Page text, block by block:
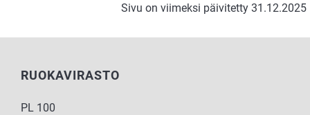
Sivu on viimeksi päivitetty 31.12.2025
RUOKAVIRASTO
PL 100